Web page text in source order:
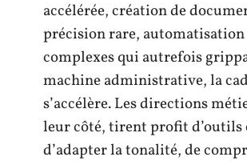
accélérée, création de
précision rare, automatisation
complexes qui autrefois
machine administrative, la
s’accélère. Les directions
leur côté, tirent profit d’outils
d’adapter la tonalité, de